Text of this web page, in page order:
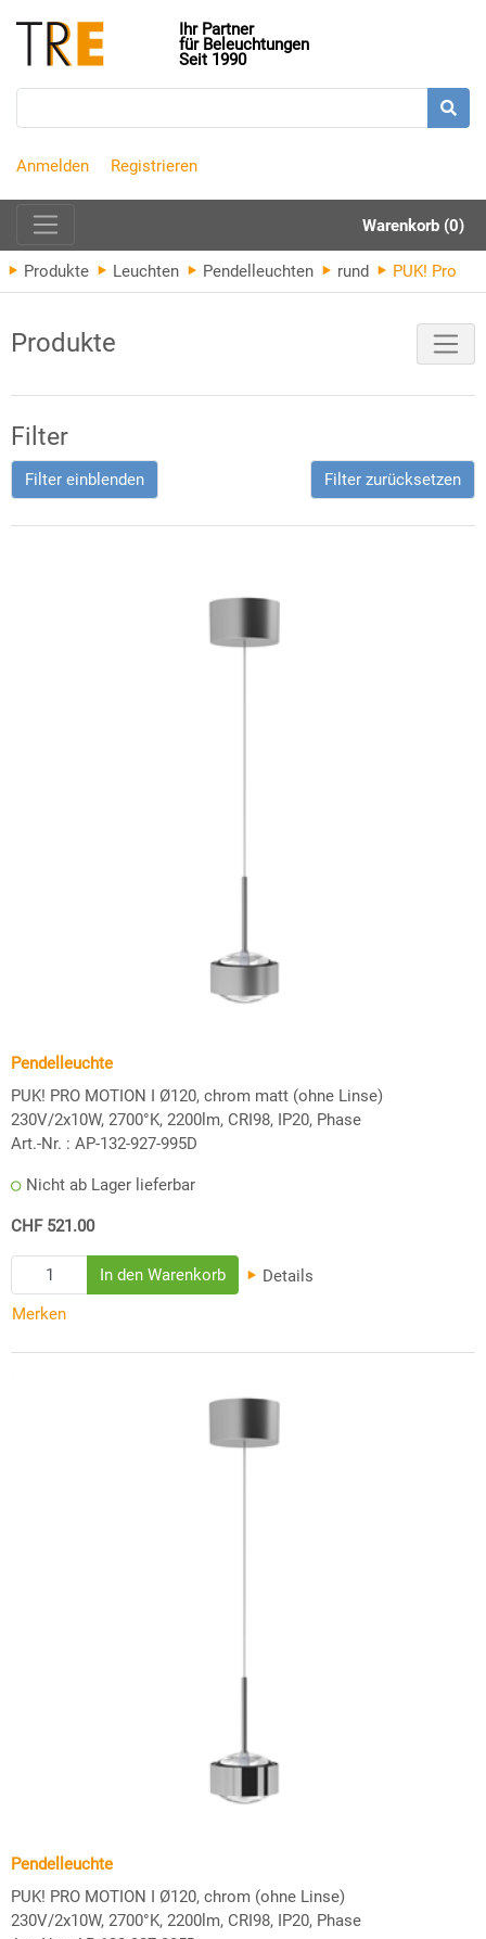
Ihr Partner
für Beleuchtungen
Seit 1990
Anmelden Registrieren
Warenkorb (0)
Produkte Leuchten Pendelleuchten rund PUK! Pro
Produkte
Filter
Filter zurücksetzen
Filter einblenden
Pendelleuchte
PUK! PRO MOTION I Ø120, chrom matt (ohne Linse)
230V/2x10W, 2700°K, 2200lm, CRI98, IP20, Phase
Art.-Nr. : AP-132-927-995D
Nicht ab Lager lieferbar
CHF 521.00
Details
Merken
Pendelleuchte
PUK! PRO MOTION I Ø120, chrom (ohne Linse)
230V/2x10W, 2700°K, 2200lm, CRI98, IP20, Phase